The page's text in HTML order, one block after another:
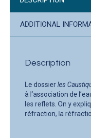
ADDITIONAL
Description
Le dossierles
à l’association de
les reflets. On y
réfraction, la